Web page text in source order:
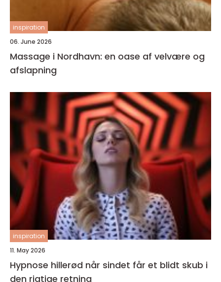
inspiration
06. June 2026
Massage i Nordhavn: en oase af velvære og
afslapning
inspiration
11. May 2026
Hypnose hillerød når sindet får et blidt skub i
den rigtige retning